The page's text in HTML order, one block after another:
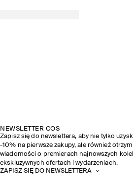
NEWSLETTER COS
Zapisz się do newslettera, aby nie tylko
-10% na pierwsze zakupy, ale również
wiadomości o premierach najnowszych
ekskluzywnych ofertach i wydarzeniach.
ZAPISZ SIĘ DO NEWSLETTERA